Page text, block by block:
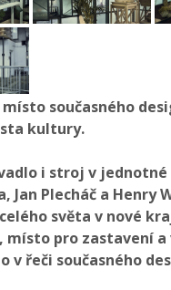
současného
kultury.
i stroj v jednotné
Jan Plecháč a Henry
světa v nové
pro zastavení
v řeči současného